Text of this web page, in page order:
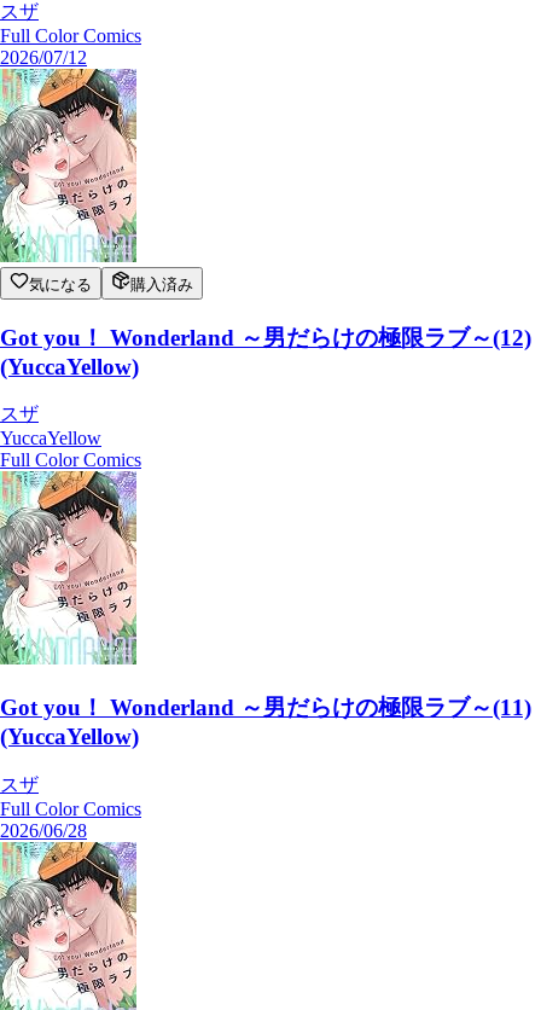
スザ
Full Color Comics
2026/07/12
気になる 購入済み
Got you！ Wonderland ～男だらけの極限ラブ～(12)
(YuccaYellow)
スザ
YuccaYellow
Full Color Comics
Got you！ Wonderland ～男だらけの極限ラブ～(11)
(YuccaYellow)
スザ
Full Color Comics
2026/06/28